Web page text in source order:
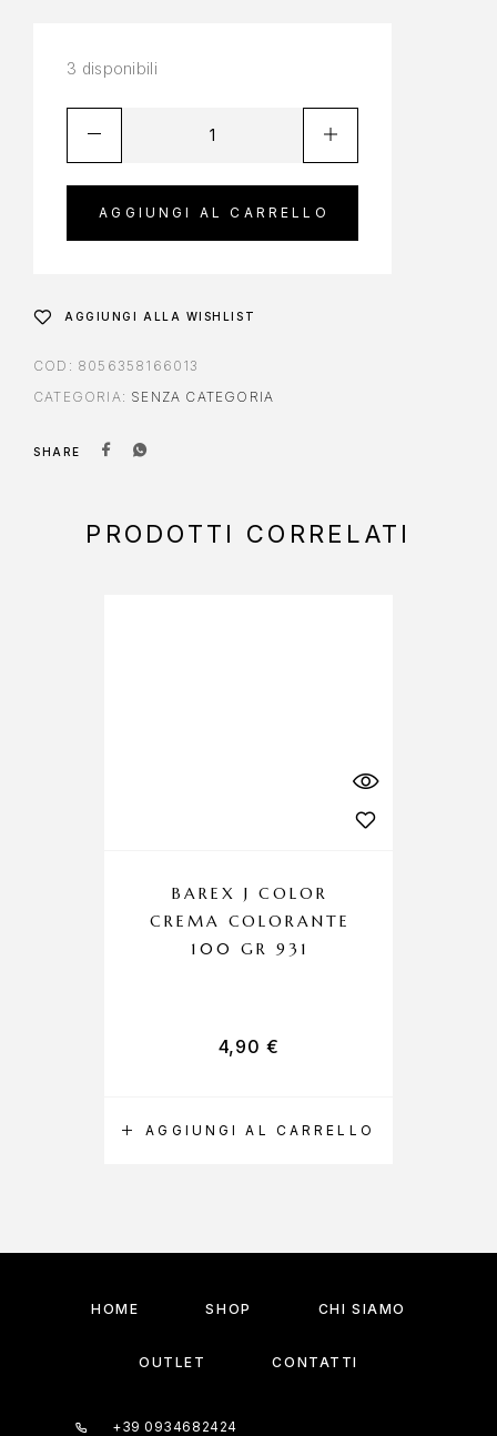
3 disponibili
AGGIUNGI AL CARRELLO
AGGIUNGI ALLA WISHLIST
COD: 8056358166013
CATEGORIA: SENZA CATEGORIA
SHARE
PRODOTTI CORRELATI
AGGIUNGI AL CARRELLO
BAREX J COLOR
CREMA COLORANTE
100 GR 931
4,90 €
HOME SHOP CHI SIAMO
OUTLET CONTATTI
+39 0934682424